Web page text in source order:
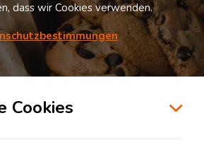
Elchingen
dass wir Cookies verwenden.
Cookies